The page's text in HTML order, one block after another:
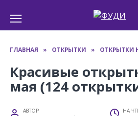
содержанию
ГЛАВНАЯ » ОТКРЫТКИ » ОТКРЫТКИ
Красивые
мая (124
АВТОР НА